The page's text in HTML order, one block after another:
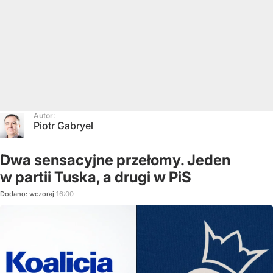
Autor:
Piotr Gabryel
Dwa sensacyjne przełomy. Jeden
w partii Tuska, a drugi w PiS
Dodano: wczoraj 16:00